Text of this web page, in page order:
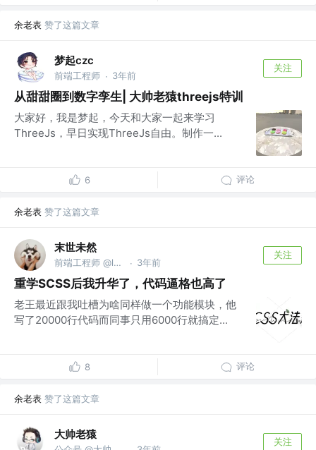
余老表 赞了这篇文章
梦起czc
前端工程师 · 3年前
关注
从甜甜圈到数字孪生| 大帅老猿threejs特训
大家好，我是梦起，今天和大家一起来学习
ThreeJs，早日实现ThreeJs自由。制作一...
6 评论
余老表 赞了这篇文章
末世未然
前端工程师 @lw@2024 · 3年前
关注
重学SCSS后我升华了，代码逼格也高了
老王最近跟我吐槽为啥同样做一个功能模块，他
写了20000行代码而同事只用6000行就搞定...
8 评论
余老表 赞了这篇文章
大帅老猿
关注